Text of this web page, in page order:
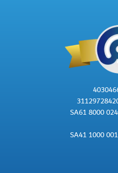
SA61 8000
SA41 1000